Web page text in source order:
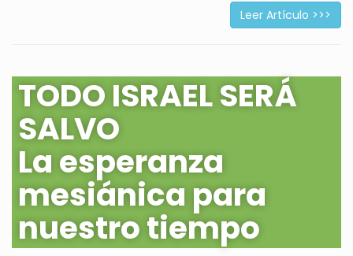
Leer Artículo >>>
TODO ISRAEL SERÁ
SALVO
La esperanza
mesiánica para
nuestro tiempo